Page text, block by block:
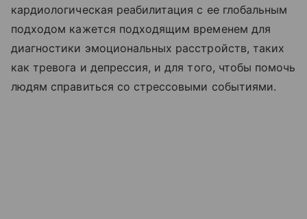
кардиологическая реабилитация с ее глобальным
подходом кажется подходящим временем для
диагностики эмоциональных расстройств, таких
как тревога и депрессия, и для того, чтобы помочь
людям справиться со стрессовыми событиями.